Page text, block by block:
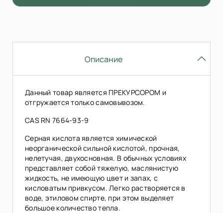
Описание
Данный товар является ПРЕКУРСОРОМ и
отгружается только самовывозом.
CAS RN 7664-93-9
Серная кислота является химической
неорганической сильной кислотой, прочная,
нелетучая, двухосновная. В обычных условиях
представляет собой тяжелую, маслянистую
жидкость, не имеющую цвет и запах, с
кисловатым привкусом. Легко растворяется в
воде, этиловом спирте, при этом выделяет
большое количество тепла.